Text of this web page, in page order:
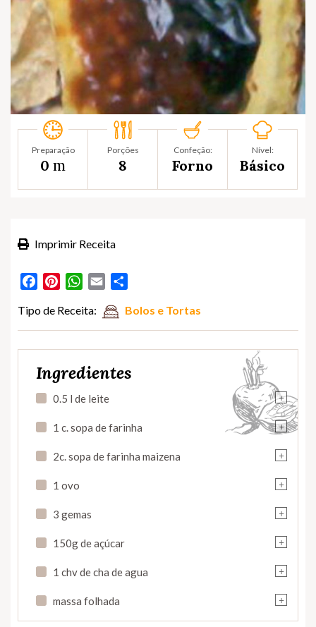
Preparação
0 m
Porções
8
Confeção:
Forno
Nível:
Básico
Imprimir Receita
FacebookPinterestWhatsApp
Email
Tipo de Receita: Bolos e Tortas
Ingredientes
+
0.5 l de leite
+
1 c. sopa de farinha
+
2c. sopa de farinha maizena
+
1 ovo
+
3 gemas
+
150g de açúcar
+
1 chv de cha de agua
+
massa folhada